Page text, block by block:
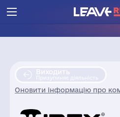
Виходить
Призупиняє діяльність
Оновити інформацію про